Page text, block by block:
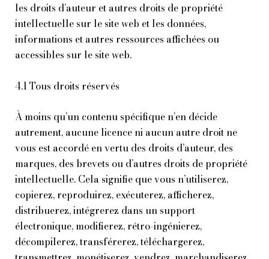
les droits d’auteur et autres droits de propriété
intellectuelle sur le site web et les données,
informations et autres ressources affichées ou
accessibles sur le site web.
4.1 Tous droits réservés
À moins qu’un contenu spécifique n’en décide
autrement, aucune licence ni aucun autre droit ne
vous est accordé en vertu des droits d’auteur, des
marques, des brevets ou d’autres droits de propriété
intellectuelle. Cela signifie que vous n’utiliserez,
copierez, reproduirez, exécuterez, afficherez,
distribuerez, intégrerez dans un support
électronique, modifierez, rétro-ingénierez,
décompilerez, transférerez, téléchargerez,